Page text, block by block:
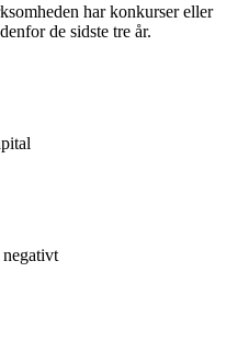
har konkurser eller
de sidste tre år.
negativt